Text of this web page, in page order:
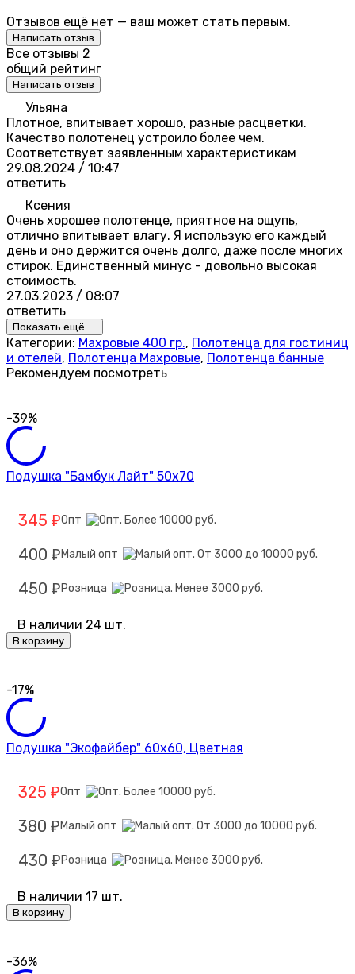
Отзывов ещё нет — ваш может стать первым.
Написать отзыв
Все отзывы 2
общий рейтинг
Написать отзыв
Ульяна
Плотное, впитывает хорошо, разные расцветки.
Качество полотенец устроило более чем.
Соответствует заявленным характеристикам
29.08.2024 / 10:47
ответить
Ксения
Очень хорошее полотенце, приятное на ощупь,
отлично впитывает влагу. Я использую его каждый
день и оно держится очень долго, даже после многих
стирок. Единственный минус - довольно высокая
стоимость.
27.03.2023 / 08:07
ответить
Показать ещё
Категории: Махровые 400 гр., Полотенца для гостиниц
и отелей, Полотенца Махровые, Полотенца банные
Рекомендуем посмотреть
-39%
Подушка "Бамбук Лайт" 50х70
345 ₽Опт
400 ₽ Малый опт
450 ₽ Розница
В наличии 24 шт.
В корзину
-17%
Подушка "Экофайбер" 60х60, Цветная
325 ₽Опт
380 ₽ Малый опт
430 ₽ Розница
В наличии 17 шт.
В корзину
-36%